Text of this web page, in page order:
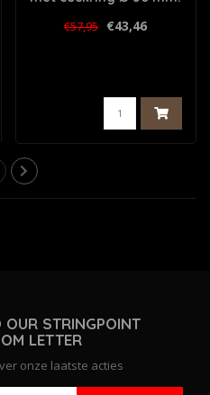
€57,95 €43,46
OUR STRINGPOINT
LETTER
onze laatste acties